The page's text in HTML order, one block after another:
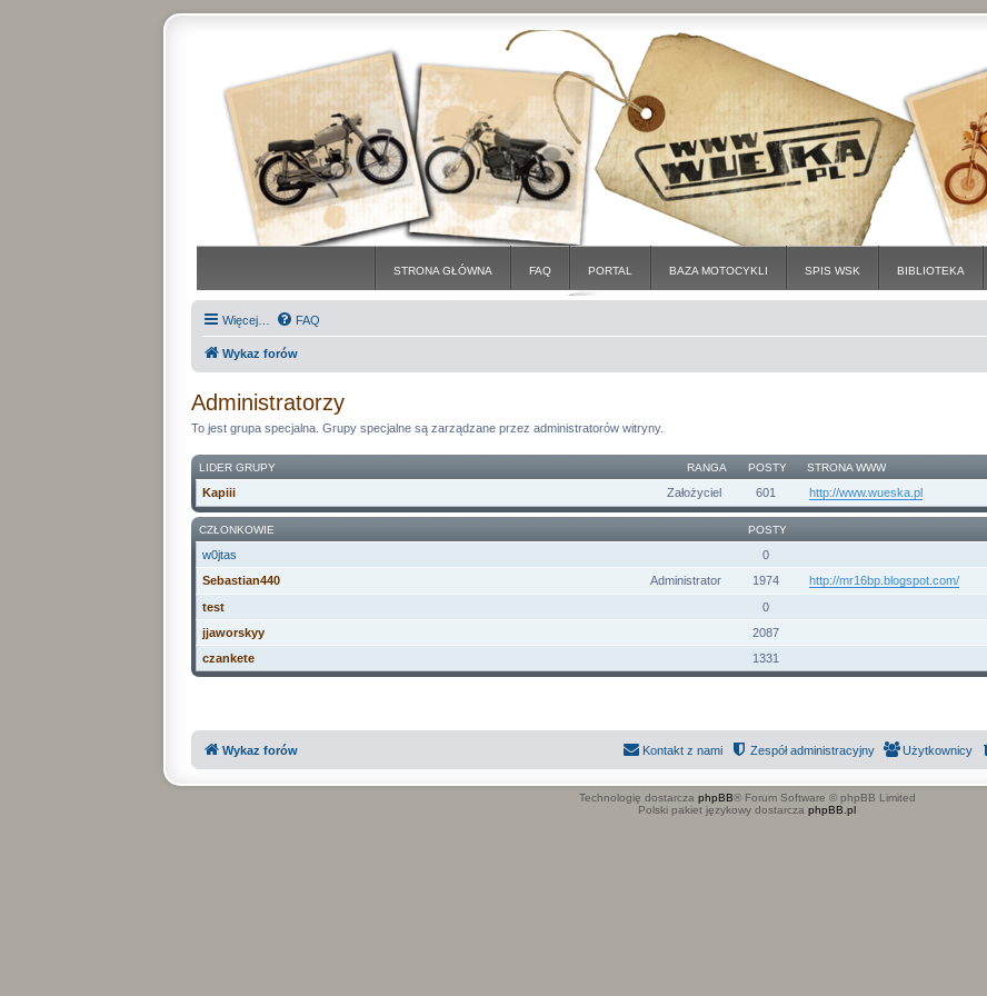
STRONA GŁÓWNA FAQ PORTAL BAZA MOTOCYKLI SPIS WSK BIBLIOTEKA
Więcej… FAQ
Wykaz forów
Administratorzy
To jest grupa specjalna. Grupy specjalne są zarządzane przez administratorów witryny.
RANGA
LIDER GRUPY POSTY STRONA WWW
Założyciel
Kapiii 601 http://www.wueska.pl
CZŁONKOWIE POSTY
w0jtas 0
Administrator
Sebastian440 1974 http://mr16bp.blogspot.com/
test
0
jjaworskyy
2087
czankete
1331
Wykaz forów Użytkownicy
Zespół administracyjny
Kontakt z nami
Technologię dostarcza phpBB® Forum Software © phpBB Limited
Polski pakiet językowy dostarcza phpBB.pl